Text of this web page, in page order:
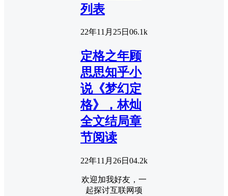
列表
22年11月25日 06.1k
定格之年顾
思思知乎小
说《梦幻定
格》，林灿
全文结局章
节阅读
22年11月26日 04.2k
欢迎加我好友，一
起探讨互联网项